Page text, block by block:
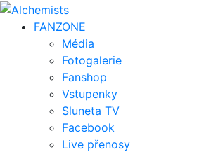
FANZONE
Média
Fotogalerie
Fanshop
Vstupenky
Sluneta TV
Facebook
Live přenosy